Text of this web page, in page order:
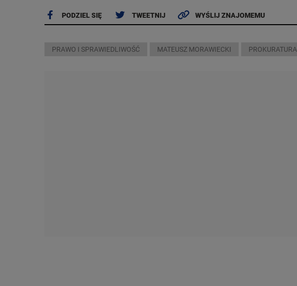
PODZIEL SIĘ TWEETNIJ WYŚLIJ ZNAJOMEMU
PRAWO I SPRAWIEDLIWOŚĆ MATEUSZ MORAWIECKI PROKURATURA